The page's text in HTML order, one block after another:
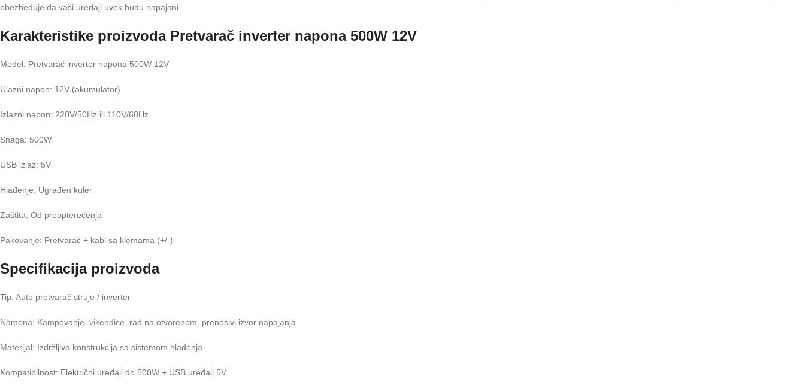
obezbeđuje da vaši uređaji uvek budu napajani.
Karakteristike proizvoda Pretvarač inverter napona 500W 12V
Model: Pretvarač inverter napona 500W 12V
Ulazni napon: 12V (akumulator)
Izlazni napon: 220V/50Hz ili 110V/60Hz
Snaga: 500W
USB izlaz: 5V
Hlađenje: Ugrađen kuler
Zaštita: Od preopterećenja
Pakovanje: Pretvarač + kabl sa klemama (+/-)
Specifikacija proizvoda
Tip: Auto pretvarač struje / inverter
Namena: Kampovanje, vikendice, rad na otvorenom, prenosivi izvor napajanja
Materijal: Izdržljiva konstrukcija sa sistemom hlađenja
Kompatibilnost: Električni uređaji do 500W + USB uređaji 5V